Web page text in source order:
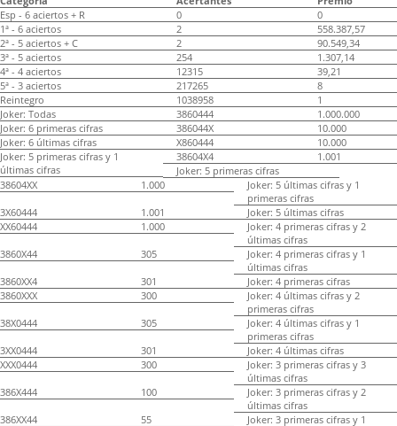
Esp - 6 aciertos + R
0
0
1ª - 6 aciertos
2
558.387,57
2ª - 5 aciertos + C
2
90.549,34
3ª - 5 aciertos
254
1.307,14
4ª - 4 aciertos
12315
39,21
5ª - 3 aciertos
217265
8
Reintegro
1038958
1
Joker: Todas
3860444
1.000.000
Joker: 6 primeras cifras
386044X
10.000
Joker: 6 últimas cifras
X860444
10.000
Joker: 5 primeras cifras y 1
últimas cifras
38604X4
1.001
Joker: 5 primeras cifras
38604XX
1.000
Joker: 5 últimas cifras y 1
primeras cifras
3X60444
1.001
Joker: 5 últimas cifras
XX60444
1.000
Joker: 4 primeras cifras y 2
últimas cifras
3860X44
305
Joker: 4 primeras cifras y 1
últimas cifras
3860XX4
301
Joker: 4 primeras cifras
3860XXX
300
Joker: 4 últimas cifras y 2
primeras cifras
38X0444
305
Joker: 4 últimas cifras y 1
primeras cifras
3XX0444
301
Joker: 4 últimas cifras
XXX0444
300
Joker: 3 primeras cifras y 3
últimas cifras
386X444
100
Joker: 3 primeras cifras y 2
últimas cifras
386XX44
55
Joker: 3 primeras cifras y 1